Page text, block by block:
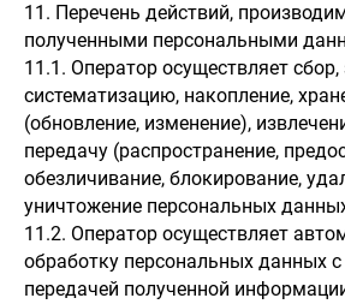
11. Перечень действий,
полученными персональными
11.1. Оператор осуществляет сбор,
систематизацию, накопление,
(обновление, изменение),
передачу (распространение,
обезличивание, блокирование,
уничтожение персональных
11.2. Оператор осуществляет
обработку персональных данных
передачей полученной